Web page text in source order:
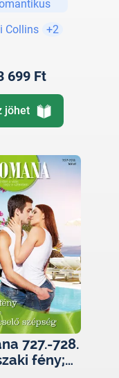
férj,
világ;
Collins +2
699 Ft
jöhet
727.-728.
fény;